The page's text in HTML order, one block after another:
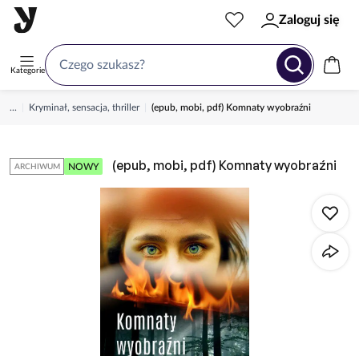
Kategorie
Zaloguj się
... Kryminał, sensacja, thriller (epub, mobi, pdf) Komnaty wyobraźni
ARCHIWUM NOWY (epub, mobi, pdf) Komnaty wyobraźni